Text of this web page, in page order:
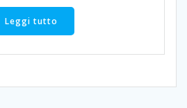
Leggi tutto